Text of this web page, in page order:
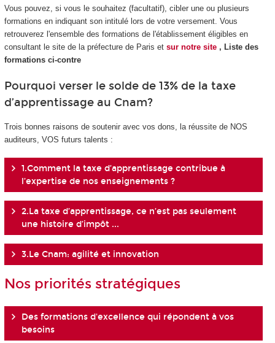
Vous pouvez, si vous le souhaitez (facultatif), cibler une ou plusieurs
formations en indiquant son intitulé lors de votre versement. Vous
retrouverez l'ensemble des formations de l'établissement éligibles en
consultant le site de la préfecture de Paris et sur notre site , Liste des
formations ci-contre
Pourquoi verser le solde de 13% de la taxe
d’apprentissage au Cnam?
Trois bonnes raisons de soutenir avec vos dons, la réussite de NOS
auditeurs, VOS futurs talents :
1.Comment la taxe d’apprentissage contribue à
l’expertise de nos enseignements ?
2.La taxe d’apprentissage, ce n’est pas seulement
une histoire d’impôt ...
3.Le Cnam: agilité et innovation
Nos priorités stratégiques
Des formations d'excellence qui répondent à vos
besoins